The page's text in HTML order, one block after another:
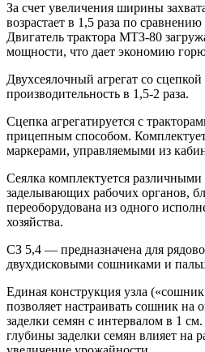
За счет увеличения ширины
возрастает в 1,5 раза по
Двигатель трактора МТЗ-80
мощности, что дает экономию
Двухсеялочный агрегат со
производительность в 1,5-2 раза.
Сцепка агрегатируется с
прицепным способом.
маркерами, управляемыми из
Сеялка комплектуется
заделывающих рабочих органов,
переоборудована из одного
хозяйства.
СЗ 5,4 — предназначена для
двухдисковыми сошниками и
Единая конструкция узла
позволяет настраивать сошник на
заделки семян с интервалом в 1
глубины заделки семян влияет на